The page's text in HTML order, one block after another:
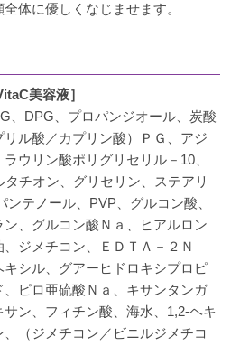
体に優しくなじませます。
美容液］
、DPG、プロパンジオール、炭酸
ル酸／カプリン酸）ＰＧ、アジ
ウリン酸ポリグリセリル－10、
チオン、グリセリン、ステアリ
ンテノール、PVP、グルコン酸、
、グルコン酸Ｎａ、ヒアルロン
ジメチコン、ＥＤＴＡ－２Ｎ
キシル、グアーヒドロキシプロピ
ピロ亜硫酸Ｎａ、キサンタンガ
ン、フィチン酸、海水、1,2-ヘキ
（ジメチコン／ビニルジメチコ